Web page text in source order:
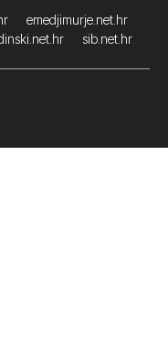
emedjimurje.net.hr
sib.net.hr